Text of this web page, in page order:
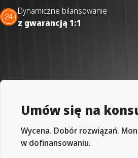
Dynamiczne bilansowanie
z gwarancją 1:1
Umów się na
Wycena. Dobór rozwiązań.
w dofinansowaniu.